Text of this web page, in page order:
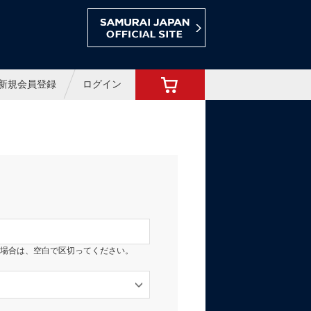
規会員登録 ログイン
合は、空白で区切ってください。